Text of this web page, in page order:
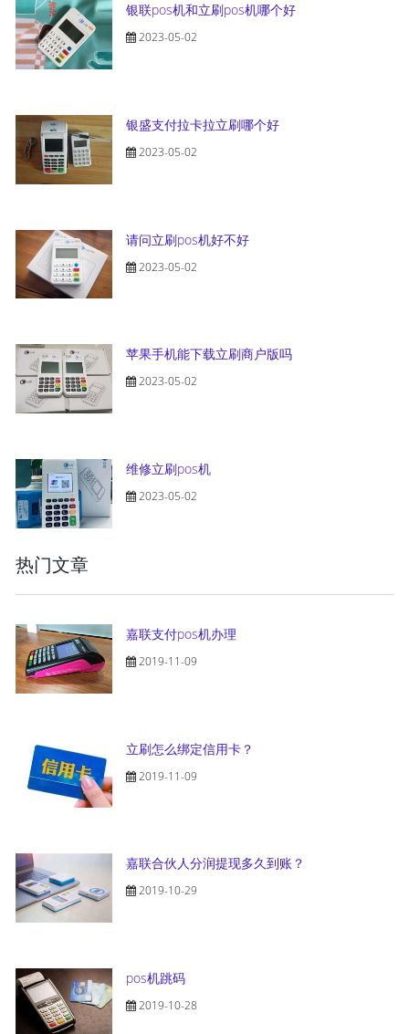
银联pos机和立刷pos机哪个好
2023-05-02
银盛支付拉卡拉立刷哪个好
2023-05-02
请问立刷pos机好不好
2023-05-02
苹果手机能下载立刷商户版吗
2023-05-02
维修立刷pos机
2023-05-02
热门文章
嘉联支付pos机办理
2019-11-09
立刷怎么绑定信用卡？
2019-11-09
嘉联合伙人分润提现多久到账？
2019-10-29
pos机跳码
2019-10-28